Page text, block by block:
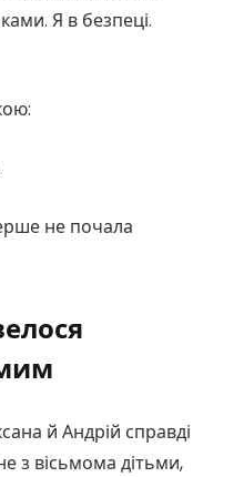
Я в безпеці.
не почала
й Андрій справді
з вісьмома дітьми,